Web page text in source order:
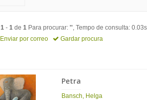
1 - 1 de 1 Para procurar: '', Tempo de consulta: 0.03s
Enviar por correo Gardar procura
Petra
Bansch, Helga